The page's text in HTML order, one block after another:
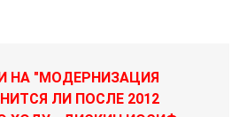
НА "МОДЕРНИЗАЦИЯ
ЛИ ПОСЛЕ 2012